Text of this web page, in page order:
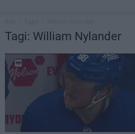
Tagi: William Nylander